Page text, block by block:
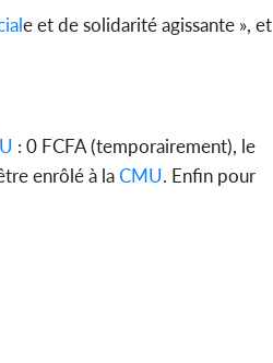
e et de solidarité agissante », et
: 0 FCFA (temporairement), le
enrôlé à laCMU. Enfin pour